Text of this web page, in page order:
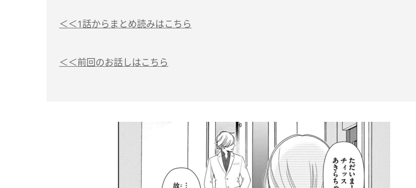
＜＜1話からまとめ読みはこちら
＜＜前回のお話しはこちら